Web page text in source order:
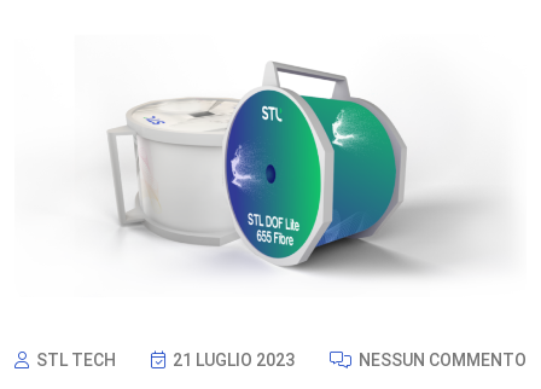
STL TECH 21 LUGLIO 2023 NESSUN COMMENTO